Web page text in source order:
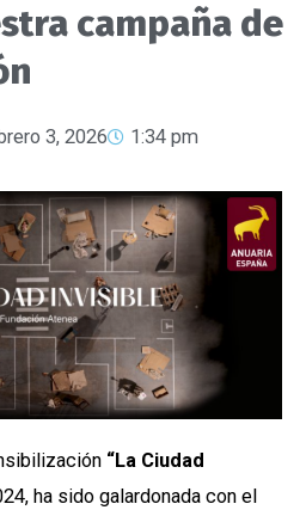
campaña de
3, 2026 1:34 pm
“La Ciudad
ha sido galardonada con e